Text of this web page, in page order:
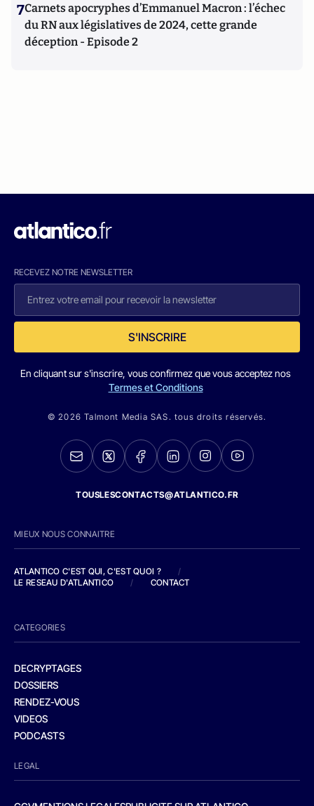
7Carnets apocryphes d’Emmanuel Macron : l’échec
du RN aux législatives de 2024, cette grande
déception - Episode 2
RECEVEZ NOTRE NEWSLETTER
S'INSCRIRE
En cliquant sur s'inscrire, vous confirmez que vous acceptez nos
Termes et Conditions
© 2026 Talmont Media SAS. tous droits réservés.
TOUSLESCONTACTS@ATLANTICO.FR
MIEUX NOUS CONNAITRE
ATLANTICO C'EST QUI, C'EST QUOI ?
/
LE RESEAU D'ATLANTICO
/ CONTACT
CATEGORIES
DECRYPTAGES
DOSSIERS
RENDEZ-VOUS
VIDEOS
PODCASTS
LEGAL